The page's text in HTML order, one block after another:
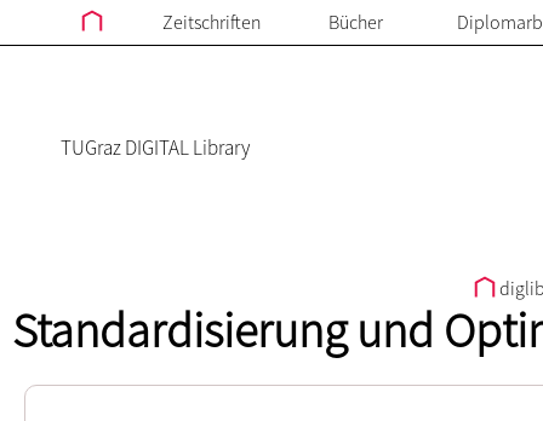
Zeitschriften Bücher
TUGraz DIGITAL Library
Standardisierung und